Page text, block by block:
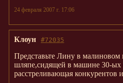
24 февраля 2007 г. 17:06
#72035
Клоун
Представьте Лину в малиновом
шляпе,сидящей в машине 30-ых
расстреливающая конкурентов